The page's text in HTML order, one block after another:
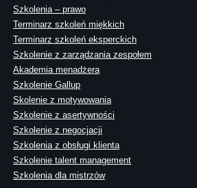
Szkolenia – prawo
Terminarz szkoleń miękkich
Terminarz szkoleń eksperckich
Szkolenie z zarządzania zespołem
Akademia menadżera
Szkolenie Gallup
Skolenie z motywowania
Szkolenie z asertywności
Szkolenie z negocjacji
Szkolenia z obsługi klienta
Szkolenie talent management
Szkolenia dla mistrzów